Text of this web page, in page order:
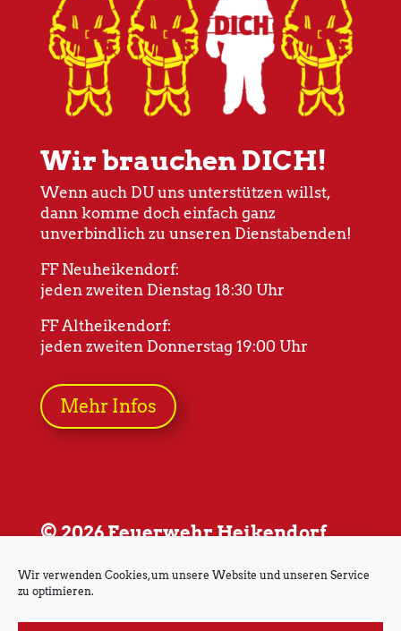
Wir verwenden Cookies, um unsere Website und unseren Service
zu optimieren.
Wir brauchen DICH!
Wenn auch DU uns unterstützen willst,
dann komme doch einfach ganz
unverbindlich zu unseren Dienstabenden!
FF Neuheikendorf:
jeden zweiten Dienstag 18:30 Uhr
FF Altheikendorf:
jeden zweiten Donnerstag 19:00 Uhr
Mehr Infos
© 2026 Feuerwehr Heikendorf